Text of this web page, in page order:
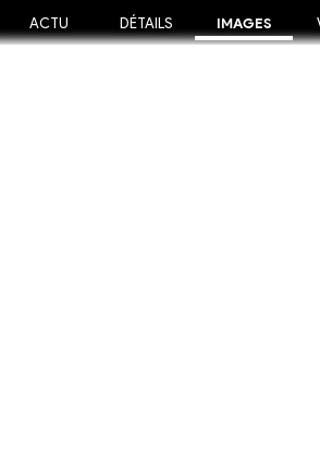
ACTU DÉTAILS IMAGES